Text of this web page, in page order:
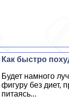
Как быстро
Будет намного
фигуру без диет,
питаясь...